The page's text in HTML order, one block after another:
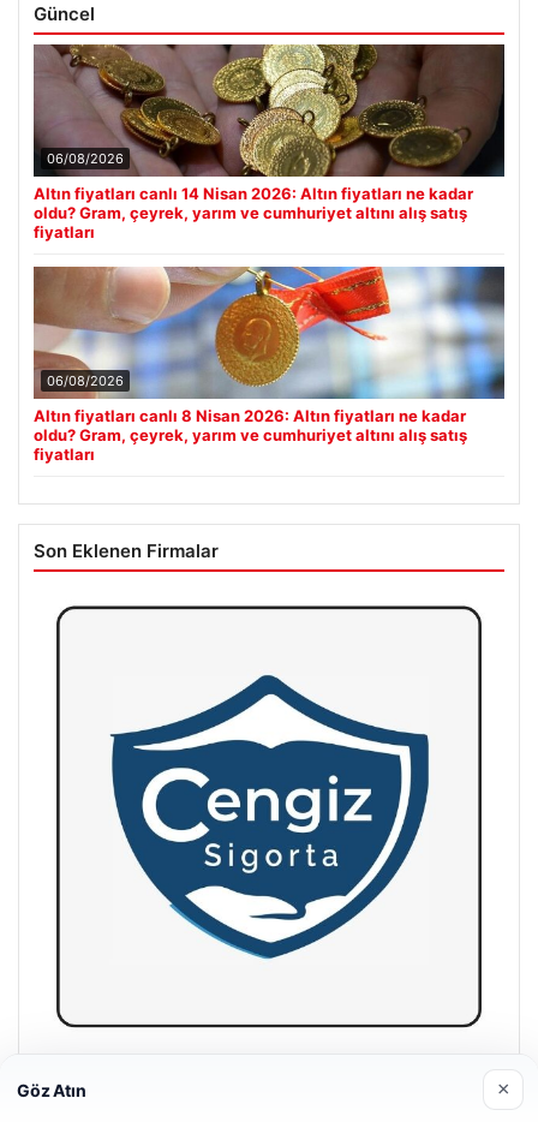
Güncel
06/08/2026
Altın fiyatları canlı 14 Nisan 2026: Altın fiyatları ne kadar
oldu? Gram, çeyrek, yarım ve cumhuriyet altını alış satış
fiyatları
06/08/2026
Altın fiyatları canlı 8 Nisan 2026: Altın fiyatları ne kadar
oldu? Gram, çeyrek, yarım ve cumhuriyet altını alış satış
fiyatları
Son Eklenen Firmalar
Hastaş Beton
Göz Atın ×